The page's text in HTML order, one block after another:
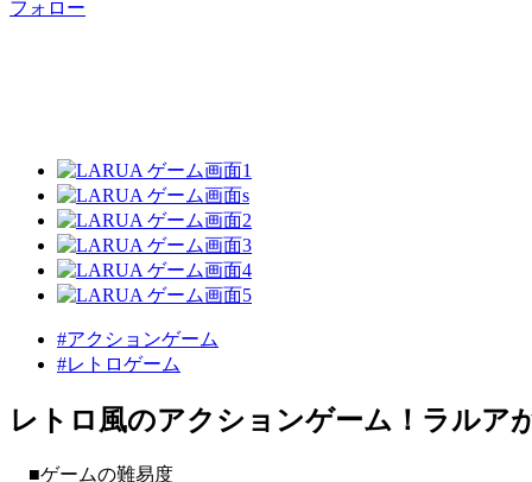
フォロー
#アクションゲーム
#レトロゲーム
レトロ風のアクションゲーム！ラルア
■ゲームの難易度